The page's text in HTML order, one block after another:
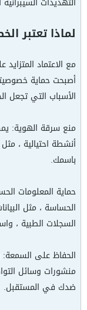
لماذا تعتبر
مع الاعتماد
أصبحت حماية
الأسباب التي تجعل
منع سرقة الهوية:
أنشطة احتيالية ،
باسمك.
حماية المعلومات
الحساسة ، مثل
السجلات الطبية ،
الحفاظ على السمعة:
منشورات وسائل
ضدك في المستقبل.